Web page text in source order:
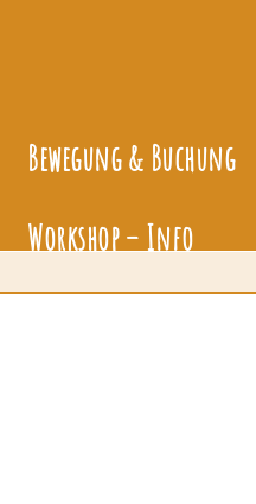
Bewegung & Buchung
Workshop – Info